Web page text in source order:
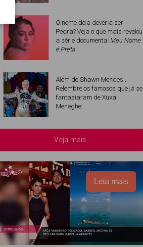
O nome dela deveria ser
Pedra? Veja o que mais revelou
a série documental Meu Nome
é Preta
Além de Shawn Mendes...
Relembre os famosos que já se
fantasiaram de Xuxa
Meneghel
Veja mais
Leia mais